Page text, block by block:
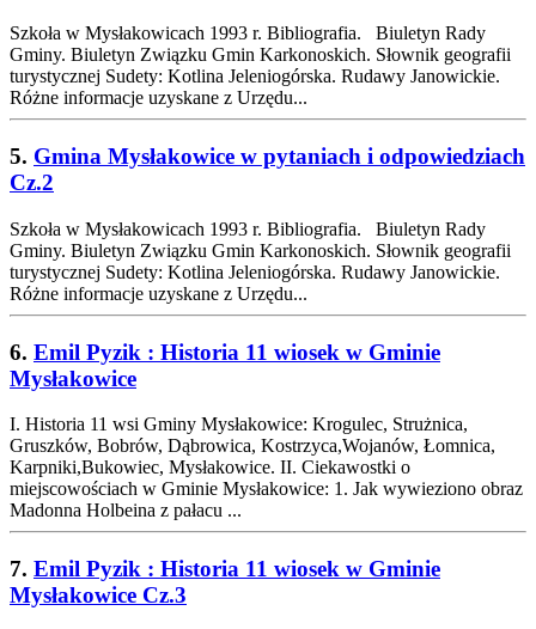
Szkoła w Mysłakowicach 1993 r. Bibliografia. Biuletyn Rady
Gminy. Biuletyn Związku Gmin Karkonoskich. Słownik geografii
turystycznej Sudety: Kotlina Jeleniogórska. Rudawy Janowickie.
Różne informacje uzyskane z Urzędu...
5. Gmina Mysłakowice w pytaniach i odpowiedziach
Cz.2
Szkoła w Mysłakowicach 1993 r. Bibliografia. Biuletyn Rady
Gminy. Biuletyn Związku Gmin Karkonoskich. Słownik geografii
turystycznej Sudety: Kotlina Jeleniogórska. Rudawy Janowickie.
Różne informacje uzyskane z Urzędu...
6. Emil Pyzik : Historia 11 wiosek w Gminie
Mysłakowice
I. Historia 11 wsi Gminy Mysłakowice: Krogulec, Strużnica,
Gruszków, Bobrów, Dąbrowica, Kostrzyca,Wojanów, Łomnica,
Karpniki,Bukowiec, Mysłakowice. II. Ciekawostki o
miejscowościach w Gminie Mysłakowice: 1. Jak wywieziono obraz
Madonna Holbeina z pałacu ...
7. Emil Pyzik : Historia 11 wiosek w Gminie
Mysłakowice Cz.3